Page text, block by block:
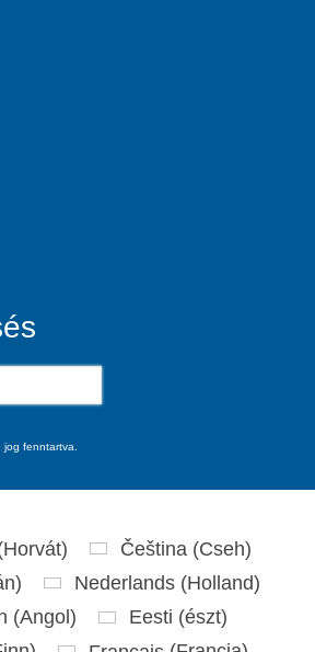
fenntartva.
Horvát) Čeština (Cseh)
) Nederlands(Holland)
(Angol ) Eesti (észt)